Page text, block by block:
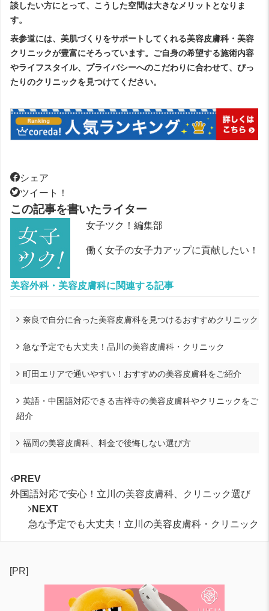
談したい方にとって、こうした空間は大きなメリットとなりま
す。
表参道には、美肌づくりをサポートしてくれる美容皮膚科・美容
クリニックが豊富にそろっています。ご自身の希望する施術内容
やライフスタイル、プライバシーへのこだわりに合わせて、ぴっ
たりのクリニックを見つけてください。
シェア
ツイート！
この記事を書いたライター
女子ツク！編集部
働く女子の女子力アップに貢献したい！
美容外科・美容皮膚科に関連する記事
奈良で自分に合った美容皮膚科を見つけるおすすめクリニック
急な予定でも大丈夫！品川の美容皮膚科・クリニック
町田エリアで通いやすい！おすすめの美容皮膚科をご紹介
英語・中国語対応できる吉祥寺の美容皮膚科やクリニックをご
紹介
福岡の美容皮膚科、料金で後悔しない選び方
PREV
外国語対応で安心！立川の美容皮膚科、クリニック選び
NEXT
急な予定でも大丈夫！立川の美容皮膚科・クリニック
[PR]